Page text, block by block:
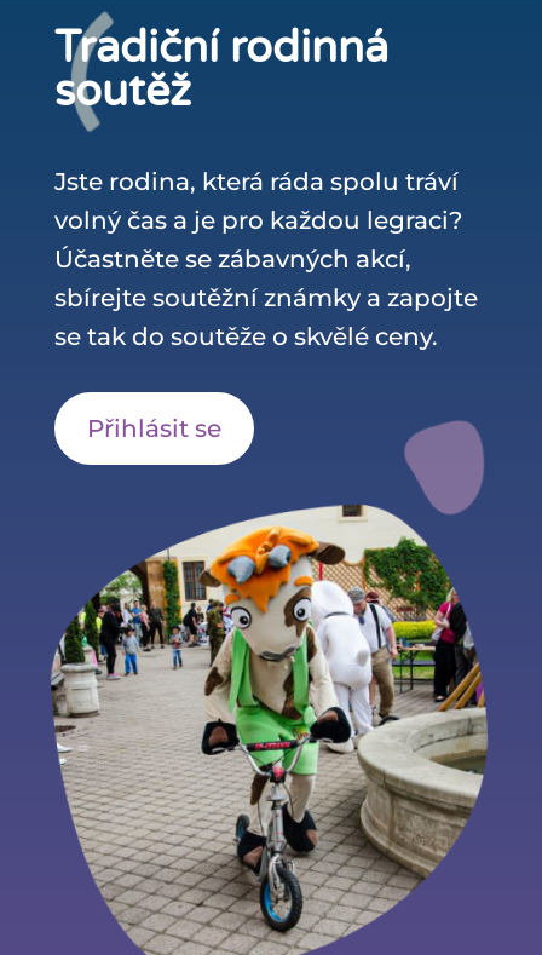
Tradiční rodinná
soutěž
Jste rodina, která ráda spolu tráví
volný čas a je pro každou legraci?
Účastněte se zábavných akcí,
sbírejte soutěžní známky a zapojte
se tak do soutěže o skvělé ceny.
Přihlásit se